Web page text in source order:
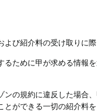
び紹介料の受け取りに
ために甲が求める情報
の規約に違反した場合
ができる一切の紹介料